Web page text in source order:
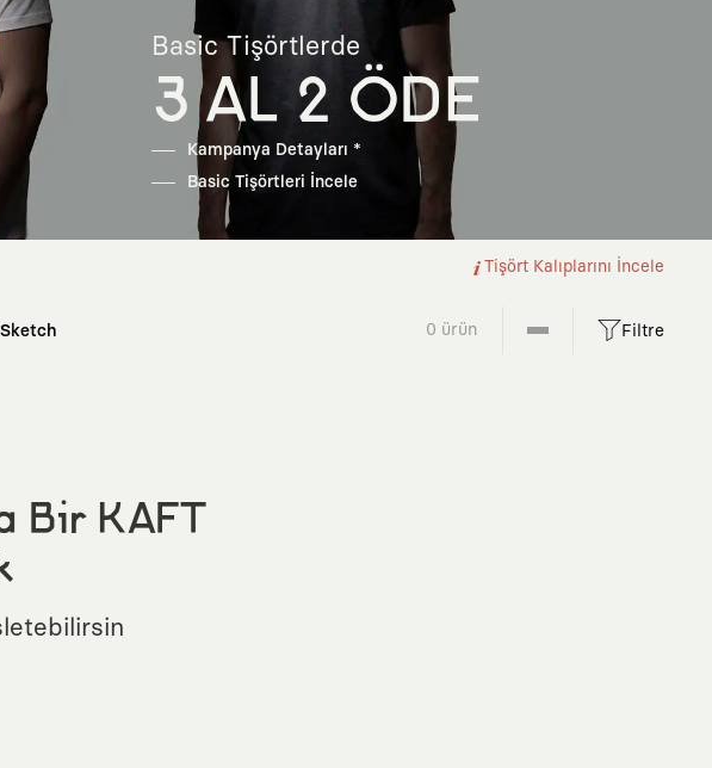
Basic Tişörtlerde
3 AL 2 ÖDE
Kampanya Detayları *
Basic Tişörtleri İncele
Tişört Kalıplarını İncele
Sketch 0 ürün Filtre
Bir KAFT